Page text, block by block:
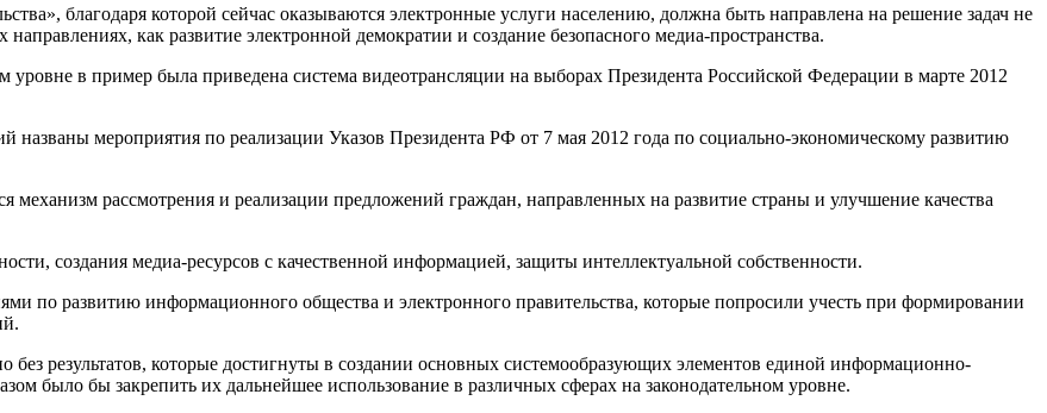
благодаря которой сейчас оказываются электронные услуги населению, должна быть направлена на решение задач не
направлениях, как развитие электронной демократии и создание безопасного медиа-пространства.
в пример была приведена система видеотрансляции на выборах Президента Российской Федерации в марте 2012
мероприятия по реализации Указов Президента РФ от 7 мая 2012 года по социально-экономическому развитию
рассмотрения и реализации предложений граждан, направленных на развитие страны и улучшение качества
создания медиа-ресурсов с качественной информацией, защиты интеллектуальной собственности.
по развитию информационного общества и электронного правительства, которые попросили учесть при формировании
результатов, которые достигнуты в создании основных системообразующих элементов единой информационно-
было бы закрепить их дальнейшее использование в различных сферах на законодательном уровне.